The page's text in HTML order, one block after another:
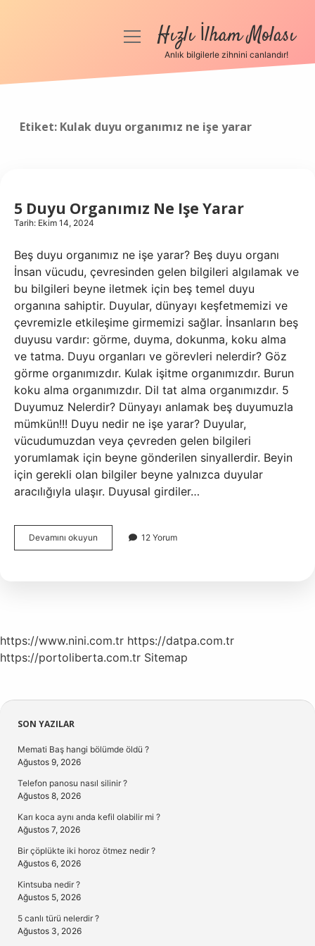
Anasayfa
menüyüHızlı İlham Molası
Anlık bilgilerle zihnini canlandır!
Etiket: Kulak duyu organımız ne işe yarar
5 Duyu Organımız Ne Işe Yarar
Tarih: Ekim 14, 2024
Beş duyu organımız ne işe yarar? Beş duyu organı
İnsan vücudu, çevresinden gelen bilgileri algılamak ve
bu bilgileri beyne iletmek için beş temel duyu
organına sahiptir. Duyular, dünyayı keşfetmemizi ve
çevremizle etkileşime girmemizi sağlar. İnsanların beş
duyusu vardır: görme, duyma, dokunma, koku alma
ve tatma. Duyu organları ve görevleri nelerdir? Göz
görme organımızdır. Kulak işitme organımızdır. Burun
koku alma organımızdır. Dil tat alma organımızdır. 5
Duyumuz Nelerdir? Dünyayı anlamak beş duyumuzla
mümkün!!! Duyu nedir ne işe yarar? Duyular,
vücudumuzdan veya çevreden gelen bilgileri
yorumlamak için beyne gönderilen sinyallerdir. Beyin
için gerekli olan bilgiler beyne yalnızca duyular
aracılığıyla ulaşır. Duyusal girdiler…
Devamını okuyun
Duyu
12 Yorum
https://www.nini.com.tr https://datpa.com.tr
https://portoliberta.com.tr Sitemap
Sidebar
SON YAZILAR
Memati Baş hangi bölümde öldü ?
Ağustos 9, 2026
Telefon panosu nasıl silinir ?
Ağustos 8, 2026
Karı koca aynı anda kefil olabilir mi ?
Ağustos 7, 2026
Bir çöplükte iki horoz ötmez nedir ?
Ağustos 6, 2026
Kintsuba nedir ?
Ağustos 5, 2026
5 canlı türü nelerdir ?
Ağustos 3, 2026